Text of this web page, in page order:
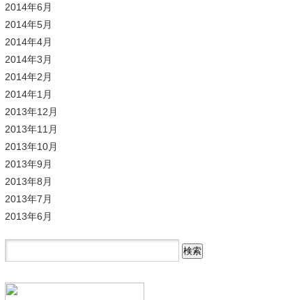
2014年6月
2014年5月
2014年4月
2014年3月
2014年2月
2014年1月
2013年12月
2013年11月
2013年10月
2013年9月
2013年8月
2013年7月
2013年6月